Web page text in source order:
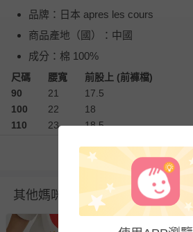
品牌：日本 apres les cours
商品產地（國）：中國
成分：棉 100%
尺碼 腰寬 前股上 (前褲檔)
90
21 17.5
100
22 18
110
23 18.5
21
22.5
衣物洗滌、注意事項
尺寸表單位皆為公分(cm)，會因布
其他媽咪也在逛